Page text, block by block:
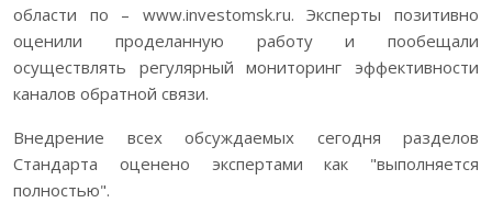
области по – www.investomsk.ru. Эксперты позитивно
оценили проделанную работу и пообещали
осуществлять регулярный мониторинг эффективности
каналов обратной связи.
Внедрение всех обсуждаемых сегодня разделов
Стандарта оценено экспертами как "выполняется
полностью".